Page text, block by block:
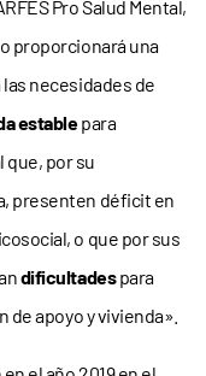
Pro Salud Mental,
proporcionará una
necesidades de
establepara
que, por su
presenten déficit en
o que por sus
dificultadespara
apoyo y vivienda».